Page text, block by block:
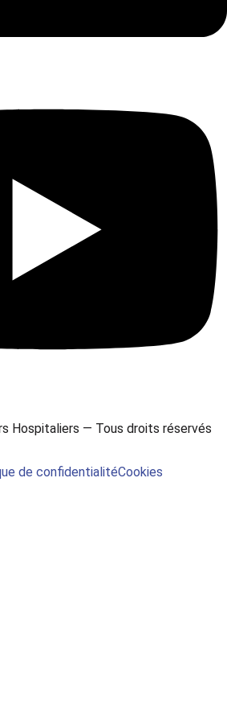
Hospitaliers — Tous droits réservés
de confidentialitéCookies